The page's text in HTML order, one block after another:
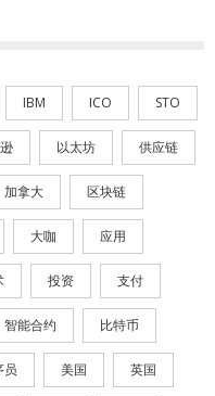
IBM ICO STO
以太坊 供应链
加拿大 区块链
大咖 应用
投资 支付
智能合约 比特币
员 美国 英国